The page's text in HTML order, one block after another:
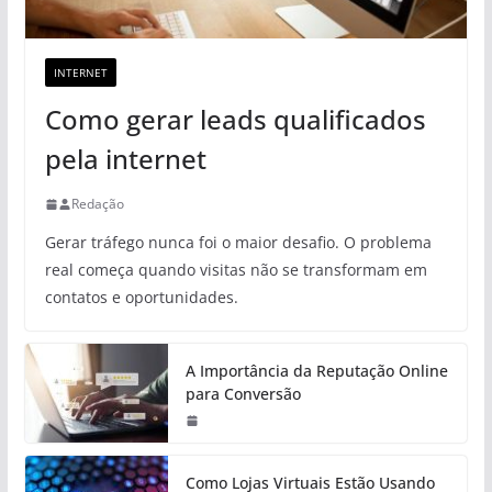
INTERNET
Como gerar leads qualificados
pela internet
Redação
Gerar tráfego nunca foi o maior desafio. O problema
real começa quando visitas não se transformam em
contatos e oportunidades.
A Importância da Reputação Online
para Conversão
Como Lojas Virtuais Estão Usando